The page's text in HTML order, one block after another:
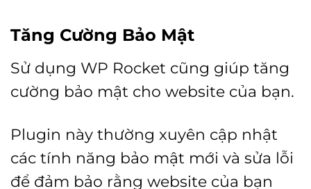
Tăng Cường Bảo Mật
Sử dụng WP Rocket cũng giúp tăng
cường bảo mật cho website của bạn.
Plugin này thường xuyên cập nhật
các tính năng bảo mật mới và sửa lỗi
để đảm bảo rằng website của bạn